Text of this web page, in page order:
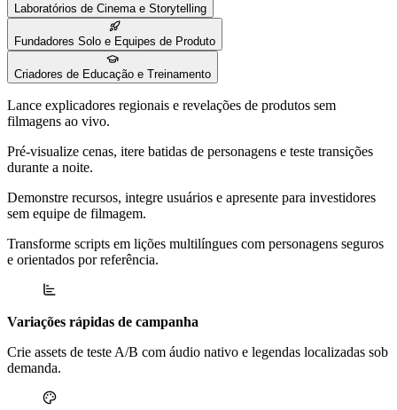
Laboratórios de Cinema e Storytelling
Fundadores Solo e Equipes de Produto
Criadores de Educação e Treinamento
Lance explicadores regionais e revelações de produtos sem
filmagens ao vivo.
Pré-visualize cenas, itere batidas de personagens e teste transições
durante a noite.
Demonstre recursos, integre usuários e apresente para investidores
sem equipe de filmagem.
Transforme scripts em lições multilíngues com personagens seguros
e orientados por referência.
Variações rápidas de campanha
Crie assets de teste A/B com áudio nativo e legendas localizadas sob
demanda.